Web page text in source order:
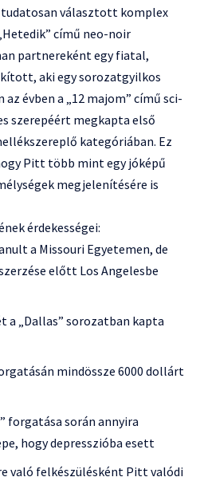
választott komplex
című neo-noir
partnereként egy fiatal,
aki egy sorozatgyilkos
évben a „12 majom” című sci-
szerepéért megkapta első
kategóriában. Ez
Pitt több mint egy jóképű
megjelenítésére is
érdekességei:
a Missouri Egyetemen, de
előtt Los Angelesbe
a „Dallas” sorozatban kapta
mindössze 6000 dollárt
forgatása során annyira
hogy depresszióba esett
való felkészülésként Pitt valódi